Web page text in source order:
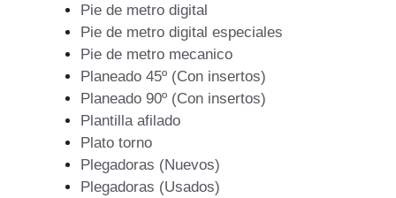
Pie de metro digital
Pie de metro digital especiales
Pie de metro mecanico
Planeado 45º (Con insertos)
Planeado 90º (Con insertos)
Plantilla afilado
Plato torno
Plegadoras (Nuevos)
Plegadoras (Usados)